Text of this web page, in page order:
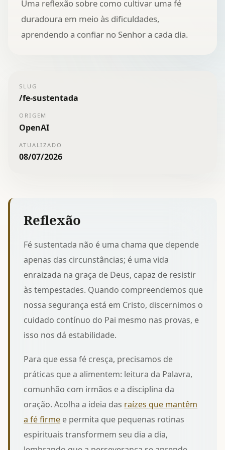
Uma reflexão sobre como cultivar uma fé
duradoura em meio às dificuldades,
aprendendo a confiar no Senhor a cada dia.
SLUG
/fe-sustentada
ORIGEM
OpenAI
ATUALIZADO
08/07/2026
Reflexão
Fé sustentada não é uma chama que depende
apenas das circunstâncias; é uma vida
enraizada na graça de Deus, capaz de resistir
às tempestades. Quando compreendemos que
nossa segurança está em Cristo, discernimos o
cuidado contínuo do Pai mesmo nas provas, e
isso nos dá estabilidade.
Para que essa fé cresça, precisamos de
práticas que a alimentem: leitura da Palavra,
comunhão com irmãos e a disciplina da
oração. Acolha a ideia das raízes que mantêm
a fé firme e permita que pequenas rotinas
espirituais transformem seu dia a dia,